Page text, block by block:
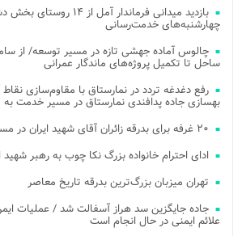
بازدید میدانی فرماندار آمل از
چهارشنبه‌های خدمت‌رسانی
ساحل تا تکمیل پروژه‌های ماندگار عمرانی
رفع دغدغه تردد در نمارستاق با مقاوم‌سازی
بهسازی جاده پدافندی نمارستاق در مسیر خدمت به
۲۰ غرفه برای بدرقه زائران آقای شهید ایران در مسیر طریق الرضا برپا شد
ادای احترام خانواده بزرگ نکا چوب به رهبر شهید
تهران میزبان بزرگ‌ترین بدرقه تاریخ معاصر
جاده جایگزین سد هراز آسفالت شد / عملیات
علائم ایمنی در حال انجام است